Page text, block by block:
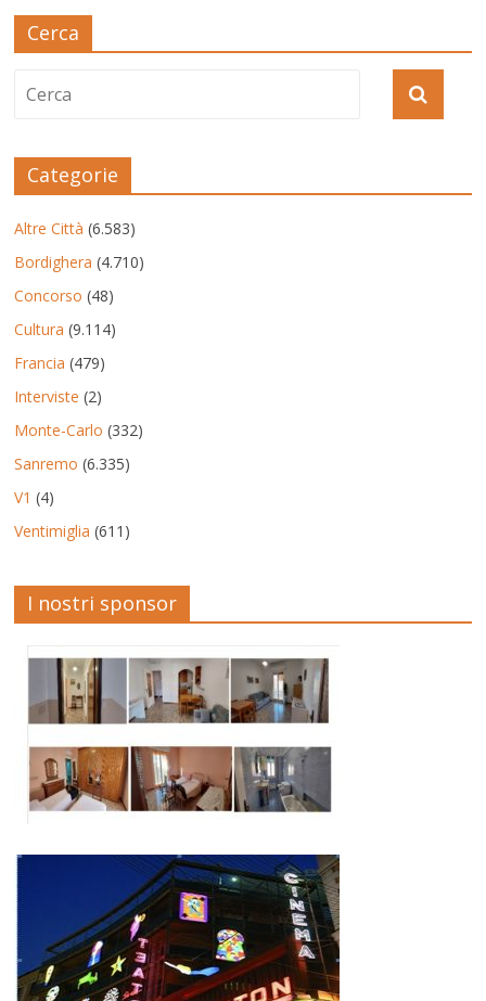
Cerca
Categorie
Altre Città (6.583)
Bordighera (4.710)
Concorso (48)
Cultura (9.114)
Francia (479)
Interviste (2)
Monte-Carlo (332)
Sanremo (6.335)
V1 (4)
Ventimiglia (611)
I nostri sponsor